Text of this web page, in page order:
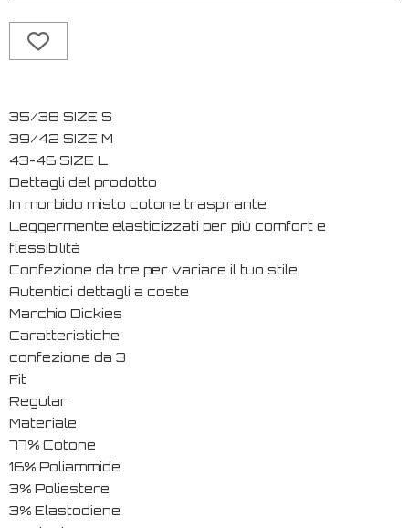
35/38 SIZE S
39/42 SIZE M
43-46 SIZE L
Dettagli del prodotto
In morbido misto cotone traspirante
Leggermente elasticizzati per più comfort e
flessibilità
Confezione da tre per variare il tuo stile
Autentici dettagli a coste
Marchio Dickies
Caratteristiche
confezione da 3
Fit
Regular
Materiale
77% Cotone
16% Poliammide
3% Poliestere
3% Elastodiene